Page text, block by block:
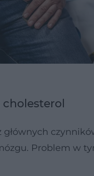
Problem w